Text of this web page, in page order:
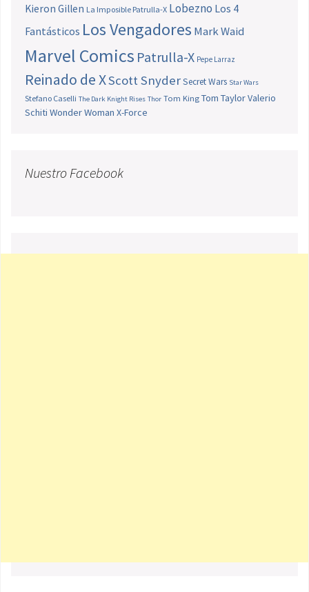
Kieron Gillen La Imposible Patrulla-X Lobezno Los 4
Fantásticos Los Vengadores Mark Waid
Marvel Comics Patrulla-X Pepe Larraz
Reinado de XScott SnyderSecret Wars Star Wars
Stefano Caselli The Dark Knight Rises Thor Tom King Tom TaylorValerio
Schiti Wonder Woman X-Force
Nuestro Facebook